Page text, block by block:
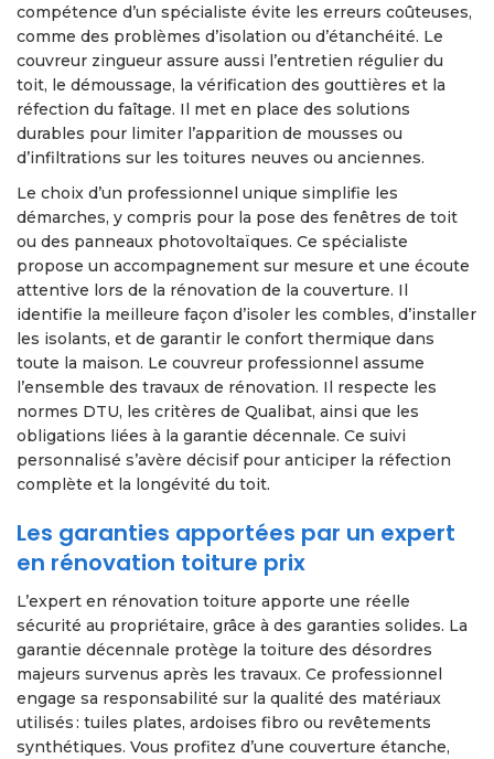
compétence d’un spécialiste évite les erreurs coûteuses,
comme des problèmes d’isolation ou d’étanchéité. Le
couvreur zingueur assure aussi l’entretien régulier du
toit, le démoussage, la vérification des gouttières et la
réfection du faîtage. Il met en place des solutions
durables pour limiter l’apparition de mousses ou
d’infiltrations sur les toitures neuves ou anciennes.
Le choix d’un professionnel unique simplifie les
démarches, y compris pour la pose des fenêtres de toit
ou des panneaux photovoltaïques. Ce spécialiste
propose un accompagnement sur mesure et une écoute
attentive lors de la rénovation de la couverture. Il
identifie la meilleure façon d’isoler les combles, d’installer
les isolants, et de garantir le confort thermique dans
toute la maison. Le couvreur professionnel assume
l’ensemble des travaux de rénovation. Il respecte les
normes DTU, les critères de Qualibat, ainsi que les
obligations liées à la garantie décennale. Ce suivi
personnalisé s’avère décisif pour anticiper la réfection
complète et la longévité du toit.
Les garanties apportées par un expert
en rénovation toiture prix
L’expert en rénovation toiture apporte une réelle
sécurité au propriétaire, grâce à des garanties solides. La
garantie décennale protège la toiture des désordres
majeurs survenus après les travaux. Ce professionnel
engage sa responsabilité sur la qualité des matériaux
utilisés : tuiles plates, ardoises fibro ou revêtements
synthétiques. Vous profitez d’une couverture étanche,